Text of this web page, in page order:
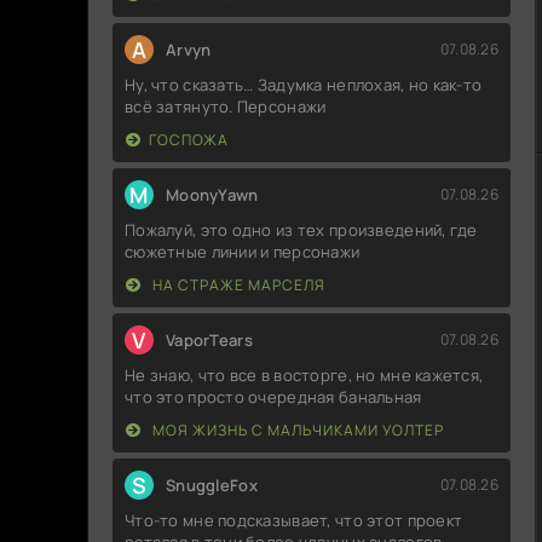
A Arvyn 07.08.26
Ну, что сказать… Задумка неплохая, но как-то
всё затянуто. Персонажи
ГОСПОЖА
M MoonyYawn 07.08.26
Пожалуй, это одно из тех произведений, где
сюжетные линии и персонажи
НА СТРАЖЕ МАРСЕЛЯ
V VaporTears 07.08.26
Не знаю, что все в восторге, но мне кажется,
что это просто очередная банальная
МОЯ ЖИЗНЬ С МАЛЬЧИКАМИ УОЛТЕР
S SnuggleFox 07.08.26
Что-то мне подсказывает, что этот проект